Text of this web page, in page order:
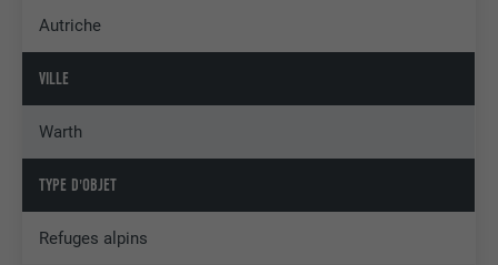
Autriche
VILLE
Warth
TYPE D'OBJET
Refuges alpins